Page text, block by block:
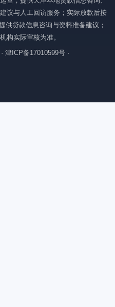
议与人工回访服务；实际放款后按
供贷款信息咨询与资料准备建议；
构实际审核为准。
· 津ICP备17010599号 ·